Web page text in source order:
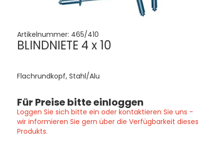
Artikelnummer: 465/410
BLINDNIETE 4 x 10
Flachrundkopf, Stahl/Alu
Für Preise bitte einloggen
Loggen Sie sich bitte ein oder kontaktieren Sie uns -
wir informieren Sie gern über die Verfügbarkeit dieses
Produkts.